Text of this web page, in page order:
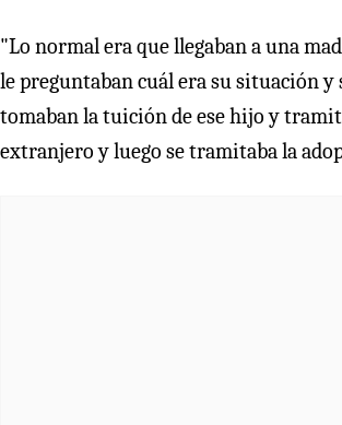
"Lo normal era que llegaban a una
le preguntaban cuál era su situación
tomaban la tuición de ese hijo y
extranjero y luego se tramitaba la